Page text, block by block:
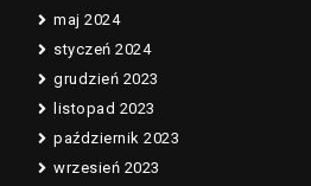
maj 2024
styczeń 2024
grudzień 2023
listopad 2023
październik 2023
wrzesień 2023